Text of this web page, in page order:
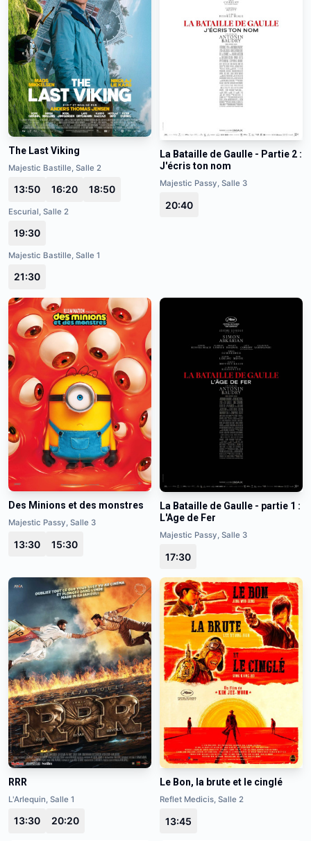
The Last Viking
Majestic Bastille, Salle 2
13:50 16:20 18:50
Escurial, Salle 2
19:30
Majestic Bastille, Salle 1
21:30
La Bataille de Gaulle - Partie 2 :
J'écris ton nom
Majestic Passy, Salle 3
20:40
Des Minions et des monstres
Majestic Passy, Salle 3
13:30 15:30
La Bataille de Gaulle - partie 1 :
L'Age de Fer
Majestic Passy, Salle 3
17:30
RRR
L'Arlequin, Salle 1
13:30 20:20
Le Bon, la brute et le cinglé
Reflet Medicis, Salle 2
13:45